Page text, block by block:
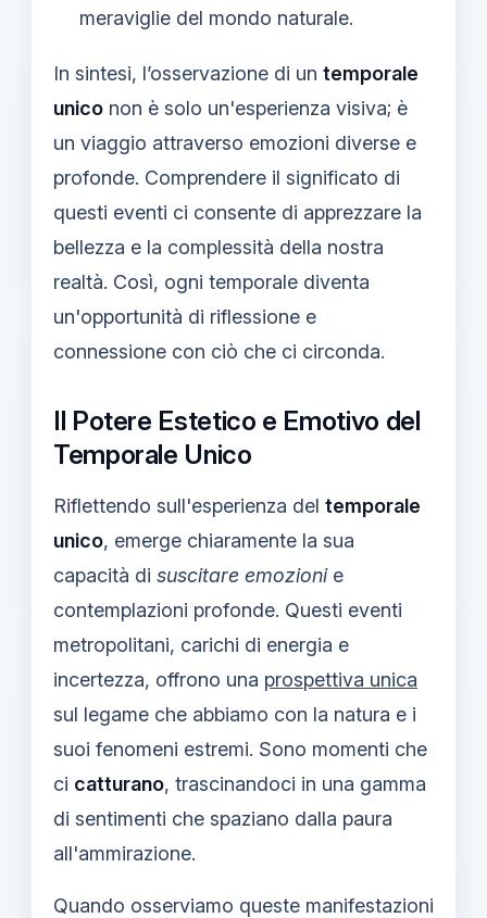
meraviglie del mondo naturale.
In sintesi, l’osservazione di un temporale
unico non è solo un'esperienza visiva; è
un viaggio attraverso emozioni diverse e
profonde. Comprendere il significato di
questi eventi ci consente di apprezzare la
bellezza e la complessità della nostra
realtà. Così, ogni temporale diventa
un'opportunità di riflessione e
connessione con ciò che ci circonda.
Il Potere Estetico e Emotivo del
Temporale Unico
Riflettendo sull'esperienza del temporale
unico, emerge chiaramente la sua
capacità di suscitare emozionie
contemplazioni profonde. Questi eventi
metropolitani, carichi di energia e
incertezza, offrono una prospettiva unica
sul legame che abbiamo con la natura e i
suoi fenomeni estremi. Sono momenti che
ci catturano, trascinandoci in una gamma
di sentimenti che spaziano dalla paura
all'ammirazione.
Quando osserviamo queste manifestazioni